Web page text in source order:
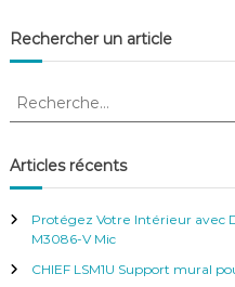
d
e
l
’
a
r
Rechercher un article
R
h
e
c
e
Articles récents
Protégez Votre Intérieur avec
M3086-V Mic
CHIEF LSM1U Support mural